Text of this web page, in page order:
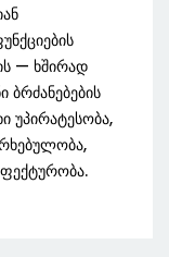
— ხშირად
ბრძანებების
უპირატესობა,